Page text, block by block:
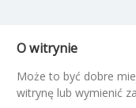
O witrynie
Może to być dobre
witrynę lub wymienić